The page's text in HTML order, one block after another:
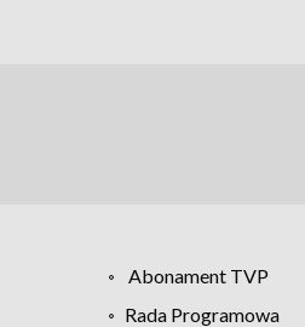
Abonament TVP
Rada Programowa